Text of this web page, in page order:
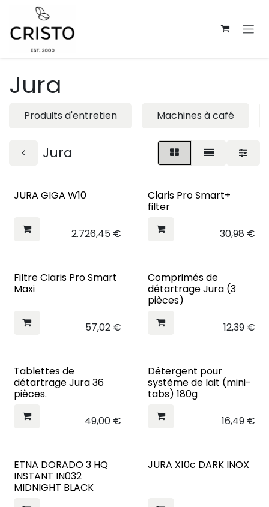
Se rendre au contenu
Jura
Produits d'entretien Machines à café
Jura
JURA GIGA W10
2.726,45€
Claris Pro Smart+
filter
30,98 €
Filtre Claris Pro Smart
Maxi
57,02€
Comprimés de
détartrage Jura (3
pièces)
12,39€
Tablettes de
détartrage Jura 36
pièces.
49,00€
Détergent pour
système de lait (mini-
tabs) 180g
16,49€
ETNA DORADO 3 HQ
INSTANT IN032
MIDNIGHT BLACK
JURA X10c DARK INOX